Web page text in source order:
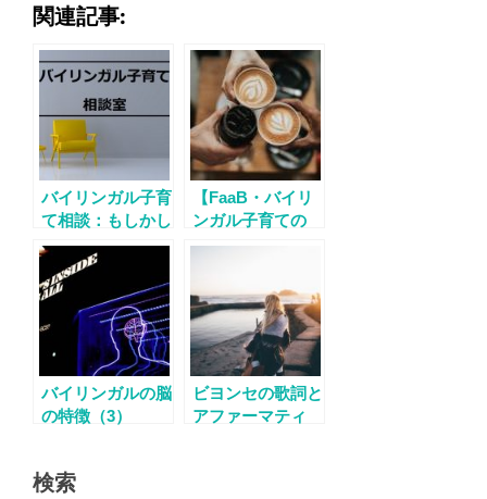
関連記事:
バイリンガル子育
て相談：もしかし
てセミリンガル？
英語だけにした方
がいい？
【FaaB・バイリ
ンガル子育ての
会】 第1回カフ
バイリンガルの脳
の特徴（3）
ビヨンセの歌詞と
アファーマティ
検索